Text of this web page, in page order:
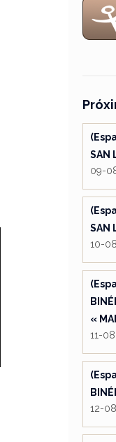
SAN
09-
SAN
10-
«
11-
12-